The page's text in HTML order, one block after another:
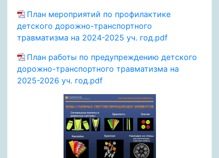
План мероприятий по профилактике
детского дорожно-транспортного
травматизма на 2024-2025 уч. год.pdf
План работы по предупреждению детского
дорожно-транспортного травматизма на
2025-2026 уч. год.pdf